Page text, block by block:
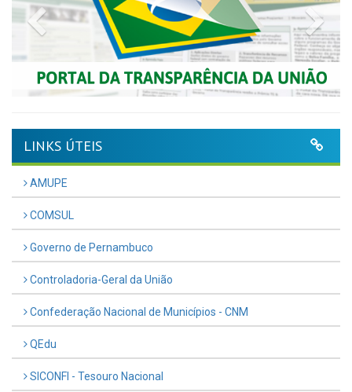
Previous
LINKS ÚTEIS
AMUPE
COMSUL
Governo de Pernambuco
Controladoria-Geral da União
Confederação Nacional de Municípios - CNM
QEdu
SICONFI - Tesouro Nacional